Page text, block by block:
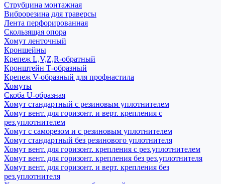
Струбцина монтажная
Виброрезина для траверсы
Лента перфорированная
Скользящая опора
Хомут ленточный
Кроншейны
Крепеж L,V,Z,R-обратный
Кронштейн Т-образный
Крепеж V-образный для профнастила
Хомуты
Скоба U-образная
Хомут стандартный с резиновым уплотнителем
Хомут вент. для горизонт. и верт. крепления с
рез.уплотнителем
Хомут с саморезом и с резиновым уплотнителем
Хомут стандартный без резинового уплотнителя
Хомут вент. для горизонт. крепления с рез.уплотнителем
Хомут вент. для горизонт. крепления без рез.уплотнителя
Хомут вент. для горизонт. и верт. крепления без
рез.уплотнителя